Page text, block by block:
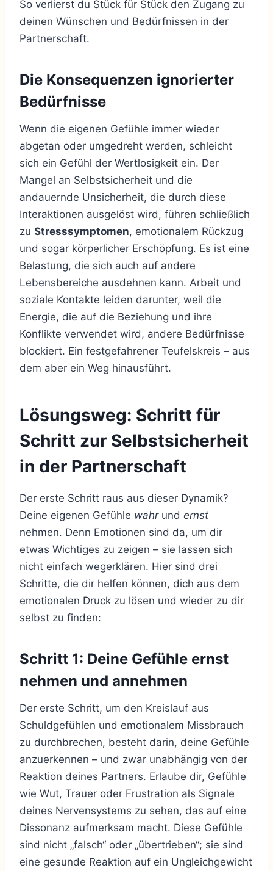
So verlierst du Stück für Stück den Zugang zu
deinen Wünschen und Bedürfnissen in der
Partnerschaft.
Die Konsequenzen ignorierter
Bedürfnisse
Wenn die eigenen Gefühle immer wieder
abgetan oder umgedreht werden, schleicht
sich ein Gefühl der Wertlosigkeit ein. Der
Mangel an Selbstsicherheit und die
andauernde Unsicherheit, die durch diese
Interaktionen ausgelöst wird, führen schließlich
zu Stresssymptomen, emotionalem Rückzug
und sogar körperlicher Erschöpfung. Es ist eine
Belastung, die sich auch auf andere
Lebensbereiche ausdehnen kann. Arbeit und
soziale Kontakte leiden darunter, weil die
Energie, die auf die Beziehung und ihre
Konflikte verwendet wird, andere Bedürfnisse
blockiert. Ein festgefahrener Teufelskreis – aus
dem aber ein Weg hinausführt.
Lösungsweg: Schritt für
Schritt zur Selbstsicherheit
in der Partnerschaft
Der erste Schritt raus aus dieser Dynamik?
Deine eigenen Gefühle wahrund ernst
nehmen. Denn Emotionen sind da, um dir
etwas Wichtiges zu zeigen – sie lassen sich
nicht einfach wegerklären. Hier sind drei
Schritte, die dir helfen können, dich aus dem
emotionalen Druck zu lösen und wieder zu dir
selbst zu finden:
Schritt 1: Deine Gefühle ernst
nehmen und annehmen
Der erste Schritt, um den Kreislauf aus
Schuldgefühlen und emotionalem Missbrauch
zu durchbrechen, besteht darin, deine Gefühle
anzuerkennen – und zwar unabhängig von der
Reaktion deines Partners. Erlaube dir, Gefühle
wie Wut, Trauer oder Frustration als Signale
deines Nervensystems zu sehen, das auf eine
Dissonanz aufmerksam macht. Diese Gefühle
sind nicht „falsch“ oder „übertrieben“; sie sind
eine gesunde Reaktion auf ein Ungleichgewicht